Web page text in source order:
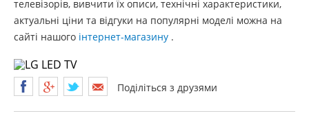
телевізорів, вивчити їх описи, технічні характеристики,
актуальні ціни та відгуки на популярні моделі можна на
сайті нашого інтернет-магазину .
Поділіться з друзями